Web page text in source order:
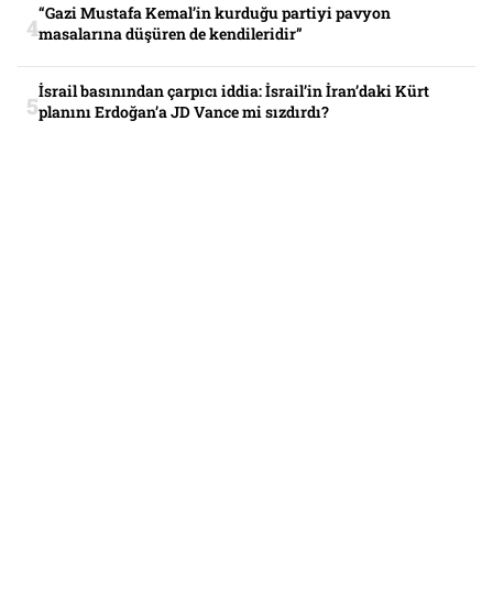
“Gazi Mustafa Kemal’in kurduğu partiyi pavyon
masalarına düşüren de kendileridir”
İsrail basınından çarpıcı iddia: İsrail’in İran’daki Kürt
planını Erdoğan’a JD Vance mi sızdırdı?